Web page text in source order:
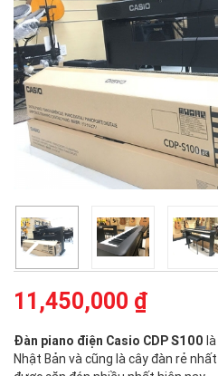
11,450,000 ₫
Đàn piano điện Casio CDP S100
Nhật Bản và cũng là cây đàn rẻ